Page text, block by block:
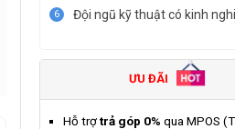
6 Đội ngũ kỹ thuật có kinh
ƯU ĐÃI
Hỗ trợtrả góp 0% qua MPOS